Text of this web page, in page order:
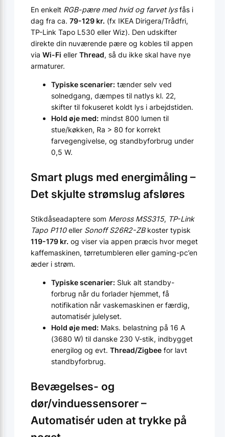
En enkelt RGB-pære med hvid og farvet lysfås i
dag fra ca. 79-129 kr. (fx IKEA Dirigera/Trådfri,
TP-Link Tapo L530 eller Wiz). Den udskifter
direkte din nuværende pære og kobles til appen
via Wi-Fi eller Thread, så du ikke skal have nye
armaturer.
Typiske scenarier: tænder selv ved
solnedgang, dæmpes til natlys kl. 22,
skifter til fokuseret koldt lys i arbejdstiden.
Hold øje med: mindst 800 lumen til
stue/køkken, Ra > 80 for korrekt
farvegengivelse, og standby­forbrug under
0,5 W.
Smart plugs med energimåling –
Det skjulte strømslug afsløres
Stikdåse­adaptere som Meross MSS315, TP-Link
Tapo P110eller Sonoff S26R2-ZBkoster typisk
119-179 kr. og viser via appen præcis hvor meget
kaffemaskinen, tørretumbleren eller gaming-pc’en
æder i strøm.
Typiske scenarier: Sluk alt standby-
forbrug når du forlader hjemmet, få
notifikation når vaskemaskinen er færdig,
automatisér julelyset.
Hold øje med: Maks. belastning på 16 A
(3680 W) til danske 230 V-stik, indbygget
energilog og evt. Thread/Zigbee for lavt
standbyforbrug.
Bevægelses- og
dør/vinduessensorer –
Automatisér uden at trykke på